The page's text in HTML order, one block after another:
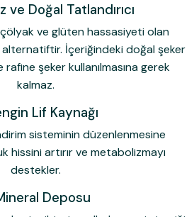
ve Doğal Tatlandırıcı
çölyak ve glüten hassasiyeti olan
İçeriğindeki doğal şeker
şeker kullanılmasına gerek
kalmaz.
Lif Kaynağı
sisteminin düzenlenmesine
hissini artırır ve metabolizmayı
destekler.
Deposu